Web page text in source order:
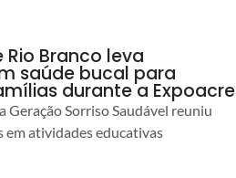
Rio Branco leva
saúde bucal para
durante a Expoacre
Geração Sorriso Saudável reuniu
em atividades educativas